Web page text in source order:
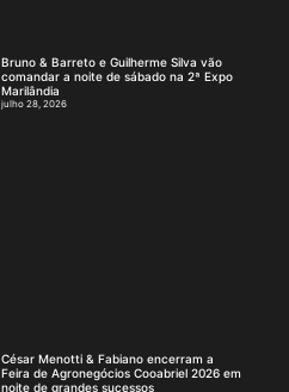
Bruno & Barreto e Guilherme Silva vão
comandar a noite de sábado na 2ª Expo
Marilândia
julho 28, 2026
César Menotti & Fabiano encerram a
Feira de Agronegócios Cooabriel 2026 em
noite de grandes sucessos